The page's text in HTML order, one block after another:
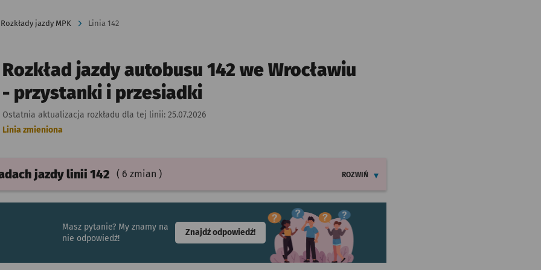
Rozkłady jazdy MPK Linia 142
Rozkład jazdy autobusu 142 we Wrocławiu
- przystanki i przesiadki
Ostatnia aktualizacja rozkładu dla tej linii: 25.07.2026
Linia zmieniona
jazdylinii 142 ( 6 zmian )
ROZWIŃ
Masz pytanie? My znamy na
nie odpowiedź!
Znajdź odpowiedź!- otworzy się w nowej karcie